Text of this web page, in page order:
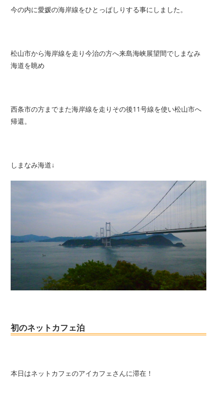
今の内に愛媛の海岸線をひとっぱしりする事にしました。
松山市から海岸線を走り今治の方へ来島海峡展望間でしまなみ
海道を眺め
西条市の方までまた海岸線を走りその後11号線を使い松山市へ
帰還。
しまなみ海道↓
初のネットカフェ泊
本日はネットカフェのアイカフェさんに滞在！